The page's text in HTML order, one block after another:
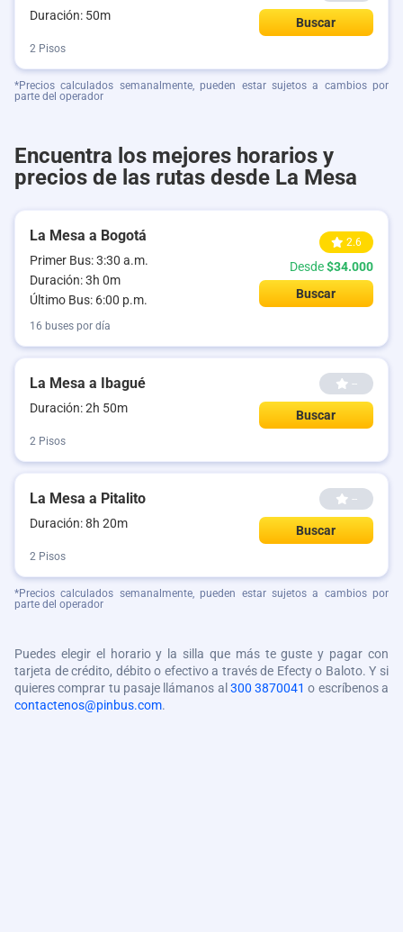
Duración: 50m Buscar
2 Pisos
*Precios calculados semanalmente, pueden estar sujetos a cambios por
parte del operador
Encuentra los mejores horarios y
precios de las rutas desde La Mesa
La Mesa a Bogotá
Primer Bus: 3:30 a.m.
Duración: 3h 0m
Último Bus: 6:00 p.m.
2.6
Desde$34.000
Buscar
16 buses por día
La Mesa a Ibagué
Duración: 2h 50m
--
Buscar
2 Pisos
La Mesa a Pitalito
Duración: 8h 20m
--
Buscar
2 Pisos
*Precios calculados semanalmente, pueden estar sujetos a cambios por
parte del operador
Puedes elegir el horario y la silla que más te guste y pagar con
tarjeta de crédito, débito o efectivo a través de Efecty o Baloto. Y si
quieres comprar tu pasaje llámanos al 300 3870041 o escríbenos a
contactenos@pinbus.com.